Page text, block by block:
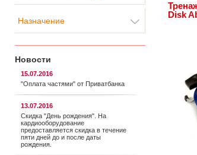
Назначение
Новости
15.07.2016
"Оплата частями" от Приватбанка
13.07.2016
Скидка "День рождения". На
кардиооборудование
предоставляется cкидка в течение
пяти дней до и после даты
рождения.
Disk